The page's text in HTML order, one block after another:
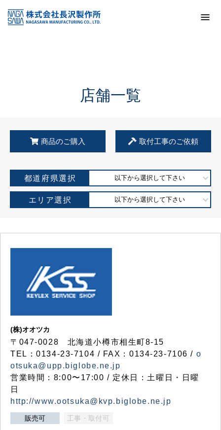
KSS加盟店・取扱店情報
店舗一覧
店舗一覧
商品のご購入 取付工事のご依頼
都道府県選択 以下から選択して下さい
エリア選択 以下から選択して下さい
(株)オオツカ
〒047-0028 北海道小樽市相生町8-15
TEL：0134-23-7104 / FAX：0134-23-7106 / o
otsuka@upp.biglobe.ne.jp
営業時間：8:00〜17:00 / 定休日：土曜日・日曜
日
http://www.ootsuka@kvp.biglobe.ne.jp
販売可 工事・取付可